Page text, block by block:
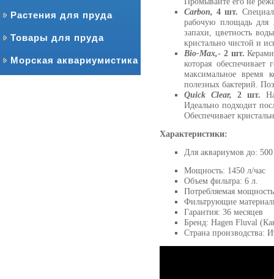
Растения для пруда
Товары для пруда
Морская аквариумистика
Carbon, 4 шт.
рабочую площадь для
запахи, цветность
кристально чистой и
Bio-Max,- 2 шт.
которая
максимальное время
полезных бактерий.
Quick Clear, 2 шт.
Идеально подходит
Обеспечивает
Характеристики:
Для аквариумов до:
Мощность: 1450 л/час
Объем фильтра: 6 л.
Потребляемая
Фильтрующие
Гарантия: 36 месяцев
Бренд: Hagen Fluval
Страна производства: